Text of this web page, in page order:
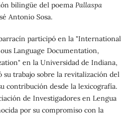
bilingüe del poema Pallaspa
Antonio Sosa.
participó en la "International
Language Documentation,
en la Universidad de Indiana,
su trabajo sobre la revitalización del
contribución desde la lexicografía.
de Investigadores en Lengua
por su compromiso con la